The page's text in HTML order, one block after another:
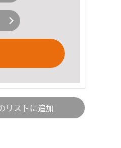
リストに追加